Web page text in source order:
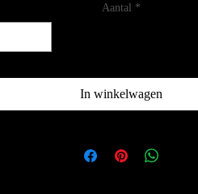
Aantal *
In winkelwagen